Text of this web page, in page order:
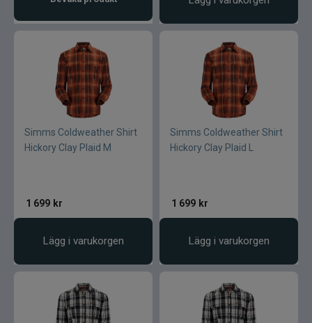
Simms Coldweather Shirt
Hickory Clay Plaid M
1 699 kr
Lägg i varukorgen
Simms Coldweather Shirt
Hickory Clay Plaid L
1 699 kr
Lägg i varukorgen